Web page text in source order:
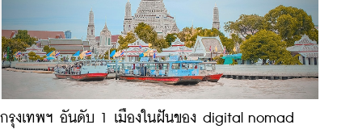
กรุงเทพฯ อันดับ 1 เมืองในฝันของ digital nomad